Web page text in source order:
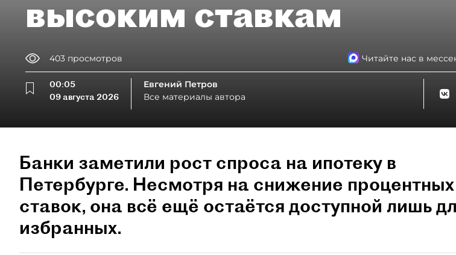
высоким ставкам
403 просмотров Читайте нас в
00:05
09 августа 2026
Евгений Петров
Все материалы автора
Банки заметили рост спроса на ипотеку в
Петербурге. Несмотря на снижение процентных
ставок, она всё ещё остаётся доступной лишь
избранных.